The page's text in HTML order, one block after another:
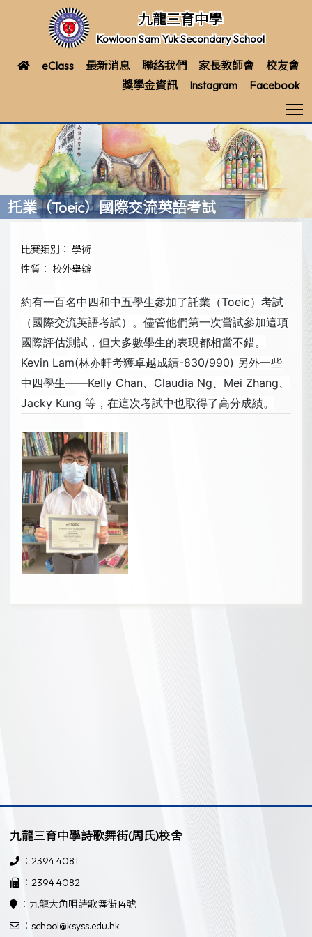
九龍三育中學
Kowloon Sam Yuk Secondary School
eClass 最新消息 聯絡我們 家長教師會
校友會
獎學金資訊
Instagram Facebook
托業（Toeic）國際交流英語考試
比賽類別： 學術
性質： 校外舉辦
約有一百名中四和中五學生參加了託業（Toeic）考試
（國際交流英語考試）。儘管他們第一次嘗試參加這項
國際評估測試，但大多數學生的表現都相當不錯。
Kevin Lam(林亦軒考獲卓越成績-830/990) 另外一些
中四學生——Kelly Chan、Claudia Ng、Mei Zhang、
Jacky Kung 等，在這次考試中也取得了高分成績。
九龍三育中學詩歌舞街(周氏)校舍
：2394 4081
：2394 4082
：九龍大角咀詩歌舞街14號
：school@ksyss.edu.hk